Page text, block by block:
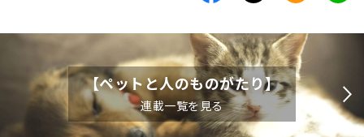
【ペットと人のものがたり】
連載一覧を見る